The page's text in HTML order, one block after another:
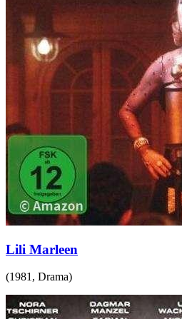
Lili Marleen
(1981 , Drama)